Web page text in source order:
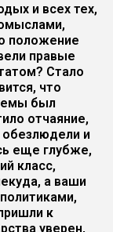
и всех тех,
положение
правые
Стало
что
был
отчаяние,
обезлюдели и
еще глубже,
класс,
а ваши
к
уверен,